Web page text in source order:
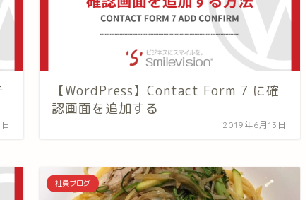
【WordPress】Contact Form 7 に確
認画面を追加する
2019年6月13日
社員ブログ